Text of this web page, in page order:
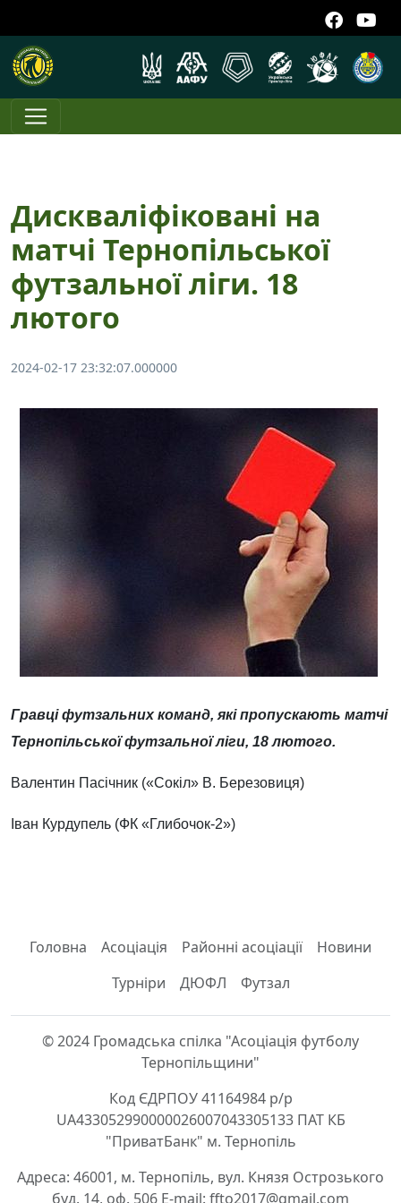
Дискваліфіковані на
матчі Тернопільської
футзальної ліги. 18
лютого
2024-02-17 23:32:07.000000
Гравці футзальних команд, які пропускають матчі
Тернопільської футзальної ліги, 18 лютого.
Валентин Пасічник («Сокіл» В. Березовиця)
Іван Курдупель (ФК «Глибочок-2»)
Головна Асоціація Районні асоціації
Новини
Турніри
ДЮФЛ Футзал
© 2024 Громадська спілка "Асоціація футболу
Тернопільщини"
Код ЄДРПОУ 41164984 р/р
UA433052990000026007043305133 ПАТ КБ
"ПриватБанк" м. Тернопіль
Адреса: 46001, м. Тернопіль, вул. Князя Острозького
буд. 14, оф. 506 E-mail: ffto2017@gmail.com